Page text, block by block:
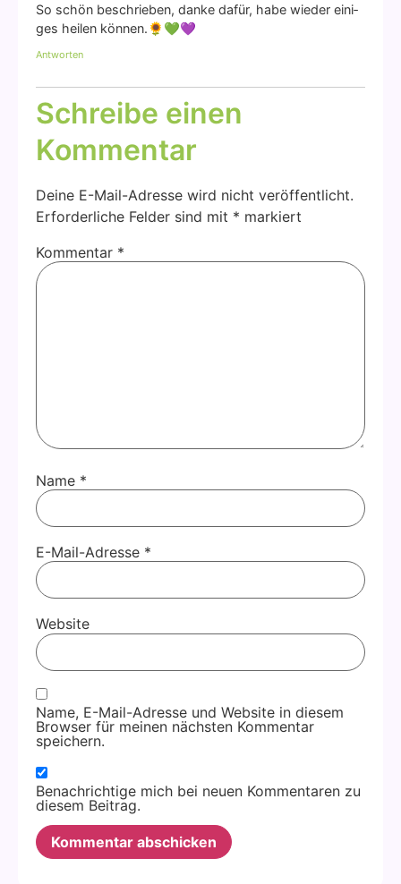
So schön beschrie­ben, dan­ke dafür, habe wie­der eini­
ges hei­len kön­nen.🌻💚💜
Antworten
Schreibe einen
Kommentar
Deine E-Mail-Adresse wird nicht veröffentlicht.
Erforderliche Felder sind mit * markiert
Kommentar *
Name *
E-Mail-Adresse *
Website
Name, E-Mail-Adresse und Website in diesem
Browser für meinen nächsten Kommentar
speichern.
Benachrichtige mich bei neuen Kommentaren zu
diesem Beitrag.